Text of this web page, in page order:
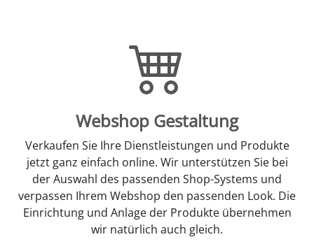
Webshop Gestaltung
Verkaufen Sie Ihre Dienstleistungen und Produkte
jetzt ganz einfach online. Wir unterstützen Sie bei
der Auswahl des passenden Shop-Systems und
verpassen Ihrem Webshop den passenden Look. Die
Einrichtung und Anlage der Produkte übernehmen
wir natürlich auch gleich.